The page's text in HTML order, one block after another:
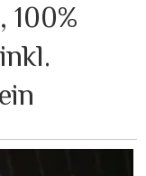
100%